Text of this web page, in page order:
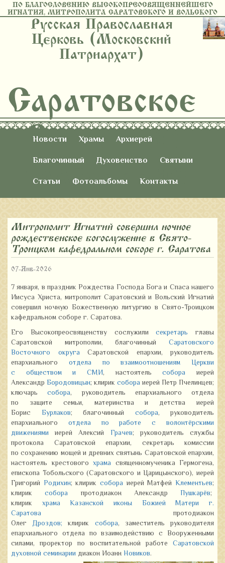
ПО БЛАГОСЛОВЕНИЮ ВЫСОКОПРЕОСВЯЩЕННЕЙШЕГО
ИГНАТИЯ, МИТРОПОЛИТА САРАТОВСКОГО И ВОЛЬСКОГО
Русская Православная
Церковь (Московский
Патриархат)
Саратовское
Восточное
Благочиние
Новости Храмы
Архиерей
Благочинный
Духовенство
Святыни
Статьи
Фотоальбомы Контакты
Митрополит Игнатий совершил ночное
рождественское богослужение в Свято-
Троицком кафедральном соборе г. Саратова
07-Янв-2026
7 января, в праздник Рождества Господа Бога и Спаса нашего
Иисуса Христа, митрополит Саратовский и Вольский Игнатий
совершил ночную Божественную литургию в Свято-Троицком
кафедральном соборе г. Саратова.
Его Высокопреосвященству сослужилисекретарь главы
Саратовской митрополии, благочинный Саратовского
Восточного округа Саратовской епархии, руководитель
епархиального отдела по взаимоотношениям Церкви
с обществом и СМИ, настоятельсобора иерей
Александр Бородовицын; клириксобора иерей Петр Пчелинцев;
ключарьсобора, руководитель епархиального отдела
по защите семьи, материнства и детства иерей
Борис Бурлаков; благочинный собора, руководитель
епархиального отдела по работе с волонтёрскими
движениямииерей Алексий Грачев; руководитель службы
протокола Саратовской епархии, секретарь комиссии
по сохранению мощей и древних святынь Саратовской епархии,
настоятель крестового храма священномученика Гермогена,
епископа Тобольского (Саратовского и Царицынского), иерей
Григорий Родихин; клириксобора иерей МатфейКлементьев;
клириксобора протодиакон Александр Пушкарёв;
клирик храма Казанской иконы Божией Матери г.
Саратова протодиакон
Олег Дроздов;клирик собора, заместитель руководителя
епархиального отдела по взаимодействию с Вооруженными
силами, проректор по воспитательной работе Саратовской
духовной семинарии диакон ИоаннНовиков.